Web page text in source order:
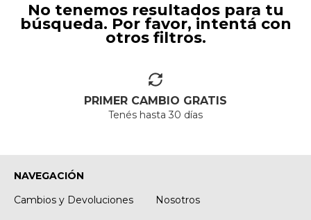
No tenemos resultados para tu
búsqueda. Por favor, intentá con
otros filtros.
PRIMER CAMBIO GRATIS
Tenés hasta 30 días
NAVEGACIÓN
Cambios y Devoluciones
Nosotros